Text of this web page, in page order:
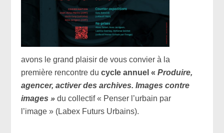
avons le grand plaisir de vous convier à la
première rencontre ducycle annuel «Produire,
agencer, activer des archives. Images contre
images »du collectif « Penser l’urbain par
l’image » (Labex Futurs Urbains).